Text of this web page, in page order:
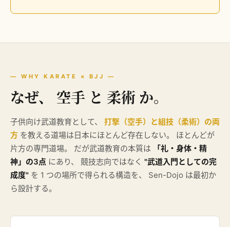
— WHY KARATE × BJJ —
なぜ、 空手 と 柔術 か。
子供向け武道教育として、 打撃（空手）と組技（柔術）の両
方 を教える道場は日本にほとんど存在しない。 ほとんどが
片方の専門道場。 だが武道教育の本質は
「礼・身体・精
神」の3点 にあり、 競技志向ではなく "武道入門としての完
成度" を 1 つの場所で得られる構造を、 Sen-Dojo は最初か
ら設計する。